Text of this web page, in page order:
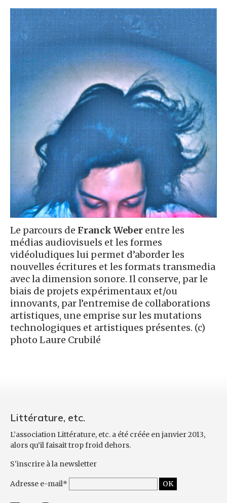
Le parcours de Franck Weber entre les
médias audiovisuels et les formes
vidéoludiques lui permet d’aborder les
nouvelles écritures et les formats transmedia
avec la dimension sonore. Il conserve, par le
biais de projets expérimentaux et/ou
innovants, par l’entremise de collaborations
artistiques, une emprise sur les mutations
technologiques et artistiques présentes. (c)
photo Laure Crubilé
Littérature, etc.
L’association Littérature, etc. a été créée en janvier 2013,
alors qu’il faisait trop froid dehors.
S'inscrire à la newsletter
Adresse e-mail*